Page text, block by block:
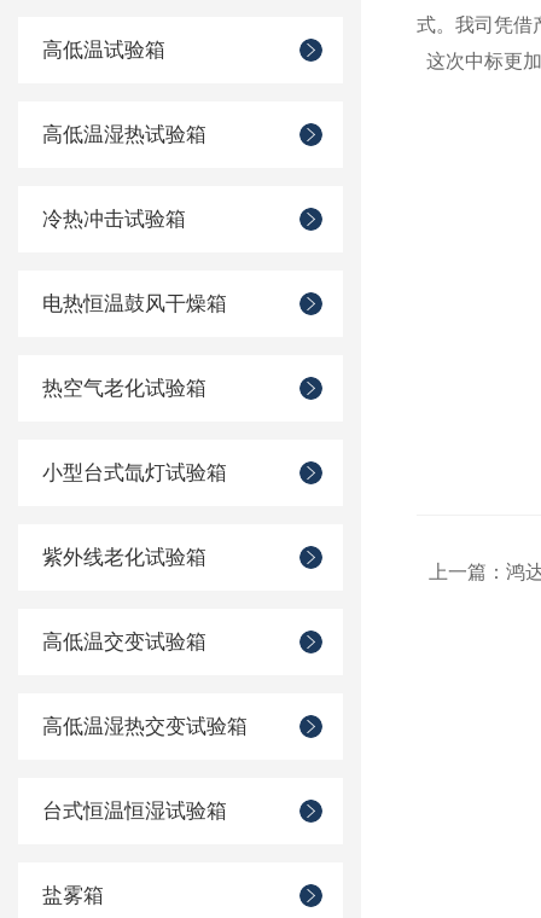
高低温试验箱
高低温湿热试验箱
冷热冲击试验箱
电热恒温鼓风干燥箱
热空气老化试验箱
小型台式氙灯试验箱
紫外线老化试验箱
高低温交变试验箱
高低温湿热交变试验箱
台式恒温恒湿试验箱
盐雾箱
式。我司凭借
这次中标更
上一篇： 鸿